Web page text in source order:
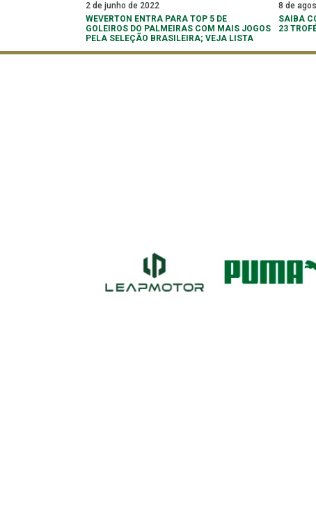
2 de junho de 2022
WEVERTON ENTRA PARA TOP 5 DE
GOLEIROS DO PALMEIRAS COM MAIS JOGOS
PELA SELEÇÃO BRASILEIRA; VEJA LISTA
8 de
SAIBA
23